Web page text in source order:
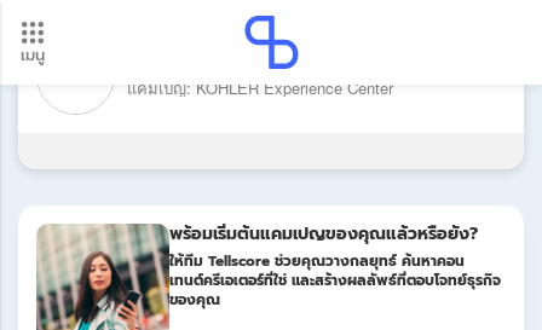
เมนู
อัปเดตใหม่ ต้องดู! รอบโอนเงินปี 2569 เช็กวันเงินเข้าได้ที่นี่
Update
แบรนด์: KOHLER (Kitchen & Sanitary
ware)
แคมเปญ: KOHLER Experience Center
พร้อมเริ่มต้นแคมเปญของคุณแล้วหรือยัง?
ให้ทีม Tellscore ช่วยคุณวางกลยุทธ์ ค้นหาคอน
เทนต์ครีเอเตอร์ที่ใช่ และสร้างผลลัพธ์ที่ตอบโจทย์ธุรกิจ
ของคุณ